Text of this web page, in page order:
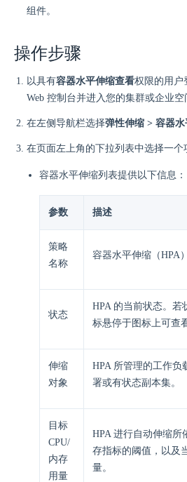
组件。
操作步骤
以具有容器水平伸缩查看权限的用户
Web 控制台并进入您的集群或企业空
在左侧导航栏选择弹性伸缩 > 容器
在页面左上角的下拉列表中选择一个
容器水平伸缩列表提供以下信息：
参数 描述
策略
名称
容器水平伸缩（HPA
状态
HPA 的当前状态。若
标悬停于图标上可查
伸缩
对象
HPA 所管理的工作负
署或有状态副本集。
目标
CPU/
内存
用量
HPA 进行自动伸缩所
存指标的阈值，以及
量。